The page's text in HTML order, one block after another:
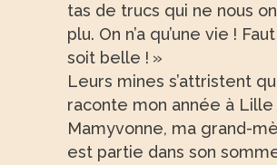
tas de trucs qui ne nous
plu. On n’a qu’une vie !
soit belle ! »
Leurs mines s’attristent
raconte mon année à
Mamyvonne, ma grand-
est partie dans son